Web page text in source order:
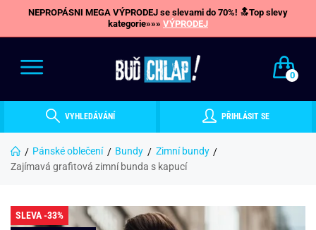
NEPROPÁSNI MEGA VÝPRODEJ se slevami do 70%! 🔝Top slevy
kategorie»»» VÝPRODEJ
0
VYHLEDÁVÁNÍ PŘIHLÁSIT SE
Pánské oblečení Bundy
Zimní bundy
Zajímavá grafitová zimní bunda s kapucí
SLEVA -33%